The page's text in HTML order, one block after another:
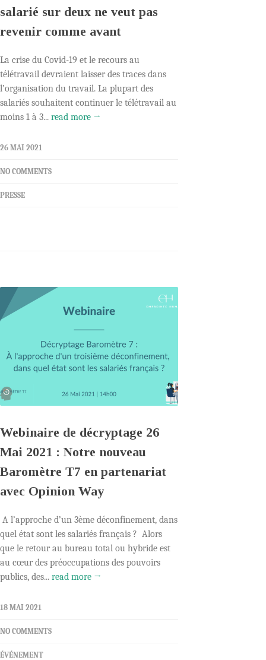
salarié sur deux ne veut pas
revenir comme avant
La crise du Covid-19 et le recours au
télétravail devraient laisser des traces dans
l’organisation du travail. La plupart des
salariés souhaitent continuer le télétravail au
moins 1 à 3... read more →
26 MAI 2021
NO COMMENTS
PRESSE
Webinaire de décryptage 26
Mai 2021 : Notre nouveau
Baromètre T7 en partenariat
avec Opinion Way
A l’approche d’un 3ème déconfinement, dans
quel état sont les salariés français ? Alors
que le retour au bureau total ou hybride est
au cœur des préoccupations des pouvoirs
publics, des... read more →
18 MAI 2021
NO COMMENTS
ÉVÉNEMENT